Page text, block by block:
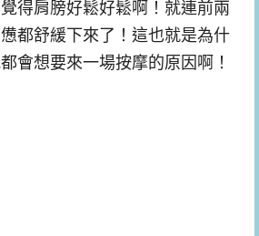
得肩膀好鬆好鬆啊！就連前兩
都舒緩下來了！這也就是為什
會想要來一場按摩的原因啊！